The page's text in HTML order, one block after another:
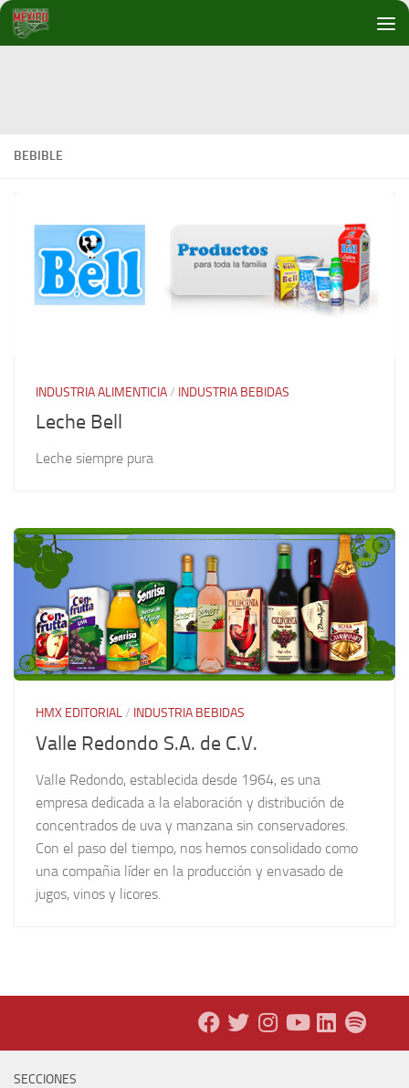
Debajo del contenido
BEBIBLE
INDUSTRIA ALIMENTICIA/ INDUSTRIA BEBIDAS
Leche Bell
Leche siempre pura
HMX EDITORIAL/ INDUSTRIA BEBIDAS
Valle Redondo S.A. de C.V.
Valle Redondo, establecida desde 1964, es una
empresa dedicada a la elaboración y distribución de
concentrados de uva y manzana sin conservadores.
Con el paso del tiempo, nos hemos consolidado como
una compañia líder en la producción y envasado de
jugos, vinos y licores.
SECCIONES